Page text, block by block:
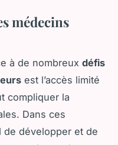
médecins
à de nombreux défis
est l’accès limité
compliquer la
Dans ces
de développer et de